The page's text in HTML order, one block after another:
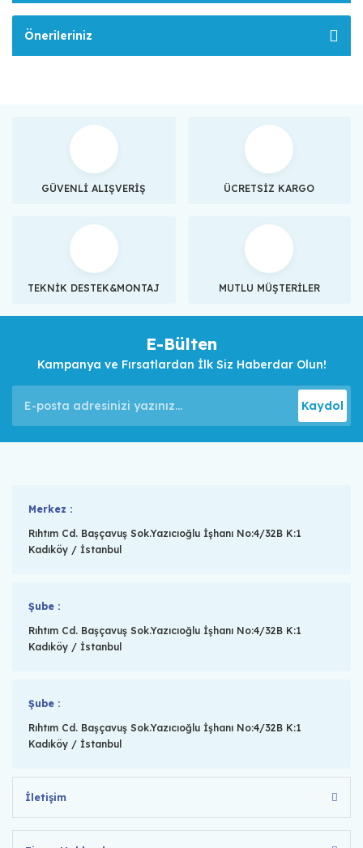
Önerileriniz
GÜVENLİ ALIŞVERİŞ ÜCRETSİZ KARGO
TEKNİK DESTEK&MONTAJ MUTLU MÜŞTERİLER
E-Bülten
Kampanya ve Fırsatlardan İlk Siz Haberdar Olun!
Kaydol
Merkez :
Rıhtım Cd. Başçavuş Sok.Yazıcıoğlu İşhanı No:4/32B K:1
Kadıköy / İstanbul
Şube :
Rıhtım Cd. Başçavuş Sok.Yazıcıoğlu İşhanı No:4/32B K:1
Kadıköy / İstanbul
Şube :
Rıhtım Cd. Başçavuş Sok.Yazıcıoğlu İşhanı No:4/32B K:1
Kadıköy / İstanbul
İletişim